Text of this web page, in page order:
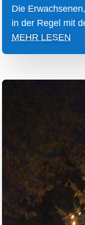
Die
in der Regel mit
MEHR LESEN